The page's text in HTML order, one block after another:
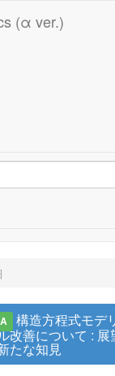
(α ver.)
構造方程式モデ
改善について :
たな知見